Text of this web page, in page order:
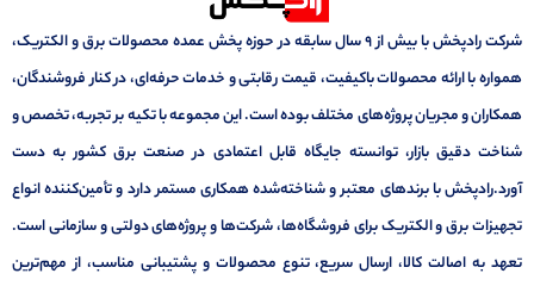
شرکت رادپخش با بیش از ۹ سال سابقه در حوزه پخش عمده محصولات برق و الکتریک،
همواره با ارائه محصولات باکیفیت، قیمت رقابتی و خدمات حرفه‌ای، در کنار فروشندگان،
همکاران و مجریان پروژه‌های مختلف بوده است. این مجموعه با تکیه بر تجربه، تخصص و
شناخت دقیق بازار، توانسته جایگاه قابل اعتمادی در صنعت برق کشور به دست
آورد.رادپخش با برندهای معتبر و شناخته‌شده همکاری مستمر دارد و تأمین‌کننده انواع
تجهیزات برق و الکتریک برای فروشگاه‌ها، شرکت‌ها و پروژه‌های دولتی و سازمانی است.
تعهد به اصالت کالا، ارسال سریع، تنوع محصولات و پشتیبانی مناسب، از مهم‌ترین